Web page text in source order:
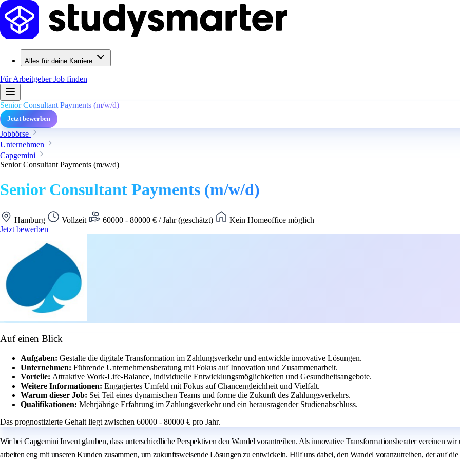
Alles für deine Karriere
Für ArbeitgeberJob finden
Senior Consultant Payments (m/w/d)
Jetzt bewerben
Jobbörse
Unternehmen
Capgemini
Senior Consultant Payments (m/w/d)
Senior Consultant Payments (m/w/d)
Hamburg Vollzeit 60000 - 80000 € / Jahr (geschätzt)
Kein Homeoffice möglich
Jetzt bewerben
Auf einen Blick
Aufgaben: Gestalte die digitale Transformation im Zahlungsverkehr und entwickle innovative Lösungen.
Unternehmen: Führende Unternehmensberatung mit Fokus auf Innovation und Zusammenarbeit.
Vorteile: Attraktive Work-Life-Balance, individuelle Entwicklungsmöglichkeiten und Gesundheitsangebote.
Weitere Informationen: Engagiertes Umfeld mit Fokus auf Chancengleichheit und Vielfalt.
Warum dieser Job: Sei Teil eines dynamischen Teams und forme die Zukunft des Zahlungsverkehrs.
Qualifikationen: Mehrjährige Erfahrung im Zahlungsverkehr und ein herausragender Studienabschluss.
Das prognostizierte Gehalt liegt zwischen 60000 - 80000 € pro Jahr.
Wir bei Capgemini Invent glauben, dass unterschiedliche Perspektiven den Wandel vorantreiben. Als innovative Transformationsberater vereinen
arbeiten eng mit unseren Kunden zusammen, um zukunftsweisende Lösungen zu entwickeln. Hilf uns dabei, den Wandel voranzutreiben, der auf